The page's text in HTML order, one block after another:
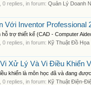
, 0 replies, in forum:Quản Lý Doanh
Với Inventor Professional
trợ thiết kế (CAD - Computer
, 0 replies, in forum: Kỹ Thuật Đồ Họa
Xử Lý Và Vi Điều Khiển
khiển là môn học đã và đang
, 0 replies, in forum: Kỹ Thuật Điện-